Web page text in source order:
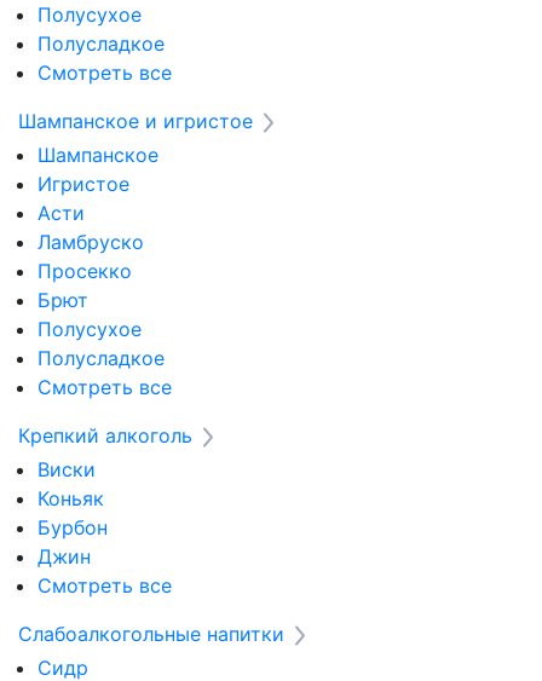
Полусухое
Полусладкое
Смотреть все
Шампанское и игристое
Шампанское
Игристое
Асти
Ламбруско
Просекко
Брют
Полусухое
Полусладкое
Смотреть все
Крепкий алкоголь
Виски
Коньяк
Бурбон
Джин
Смотреть все
Слабоалкогольные напитки
Сидр